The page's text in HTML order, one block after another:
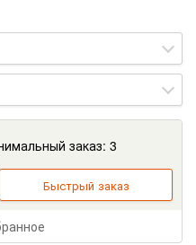
заказ: 3
Быстрый заказ